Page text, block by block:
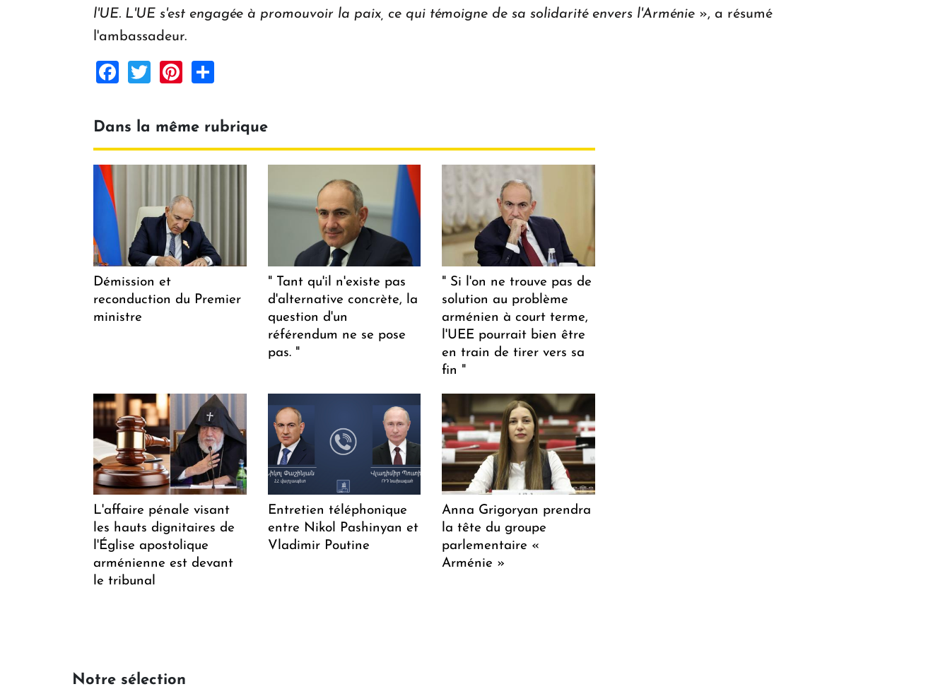
l'UE. L'UE s'est engagée à promouvoir la paix, ce qui témoigne de sa solidarité envers l'Arménie », a résumé
l'ambassadeur.
Facebook
TwitterPinterest
Dans la même rubrique
Démission et
reconduction du Premier
ministre
" Tant qu'il n'existe pas
d'alternative concrète, la
question d'un
référendum ne se pose
pas. "
" Si l'on ne trouve pas de
solution au problème
arménien à court terme,
l'UEE pourrait bien être
en train de tirer vers sa
fin "
L'affaire pénale visant
les hauts dignitaires de
l'Église apostolique
arménienne est devant
le tribunal
Entretien téléphonique
entre Nikol Pashinyan et
Vladimir Poutine
Anna Grigoryan prendra
la tête du groupe
parlementaire «
Arménie »
Notre sélection